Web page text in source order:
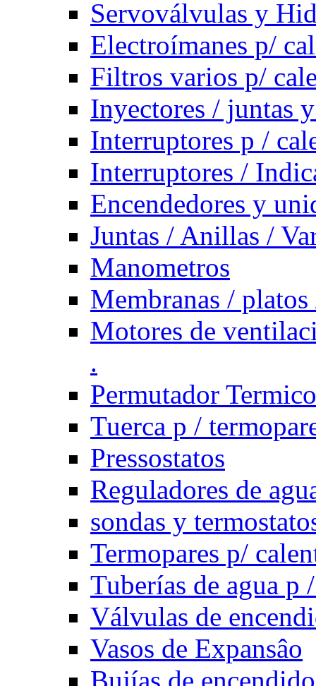
Servoválvulas y
Electroímanes p/
Filtros varios p/
Inyectores / juntas
Interruptores p /
Interruptores /
Encendedores y
Juntas / Anillas /
Manometros
Membranas /
Motores de
.
Permutador Termico
Tuerca p /
Pressostatos
Reguladores de
sondas y
Termopares p/
Tuberías de agua p
Válvulas de
Vasos de Expansâo